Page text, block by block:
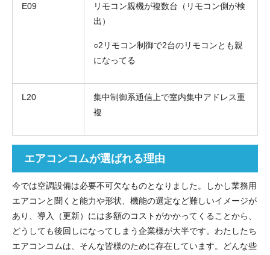
E09
リモコン親機が複数台（リモコン側が検
出）
○2リモコン制御で2台のリモコンとも親
になってる
L20
集中制御系通信上で室内集中アドレス重
複
エアコンコムが選ばれる理由
今では空調設備は必要不可欠なものとなりました。しかし業務用
エアコンと聞くと能力や形状、機能の選定など難しいイメージが
あり、導入（更新）には多額のコストがかかってくることから、
どうしても後回しになってしまう企業様が大半です。わたしたち
エアコンコムは、そんな皆様のために存在しています。どんな些